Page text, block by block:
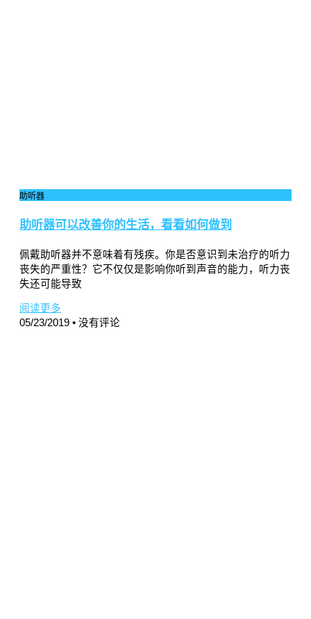
助听器
助听器可以改善你的生活，看看如何做到
佩戴助听器并不意味着有残疾。你是否意识到未治疗的听力
丧失的严重性？它不仅仅是影响你听到声音的能力，听力丧
失还可能导致
阅读更多
05/23/2019
没有评论